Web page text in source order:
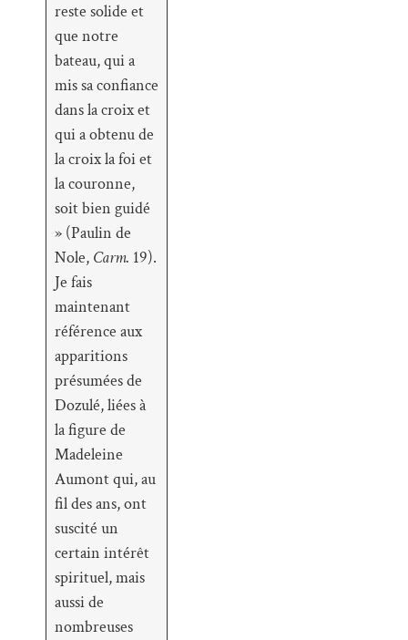
reste solide et
que notre
bateau, qui a
mis sa confiance
dans la croix et
qui a obtenu de
la croix la foi et
la couronne,
soit bien guidé
» (Paulin de
Nole, Carm. 19).
Je fais
maintenant
référence aux
apparitions
présumées de
Dozulé, liées à
la figure de
Madeleine
Aumont qui, au
fil des ans, ont
suscité un
certain intérêt
spirituel, mais
aussi de
nombreuses